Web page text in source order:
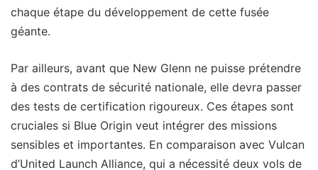
chaque étape du développement de cette fusée
géante.
Par ailleurs, avant que New Glenn ne puisse prétendre
à des contrats de sécurité nationale, elle devra passer
des tests de certification rigoureux. Ces étapes sont
cruciales si Blue Origin veut intégrer des missions
sensibles et importantes. En comparaison avec Vulcan
d’United Launch Alliance, qui a nécessité deux vols de